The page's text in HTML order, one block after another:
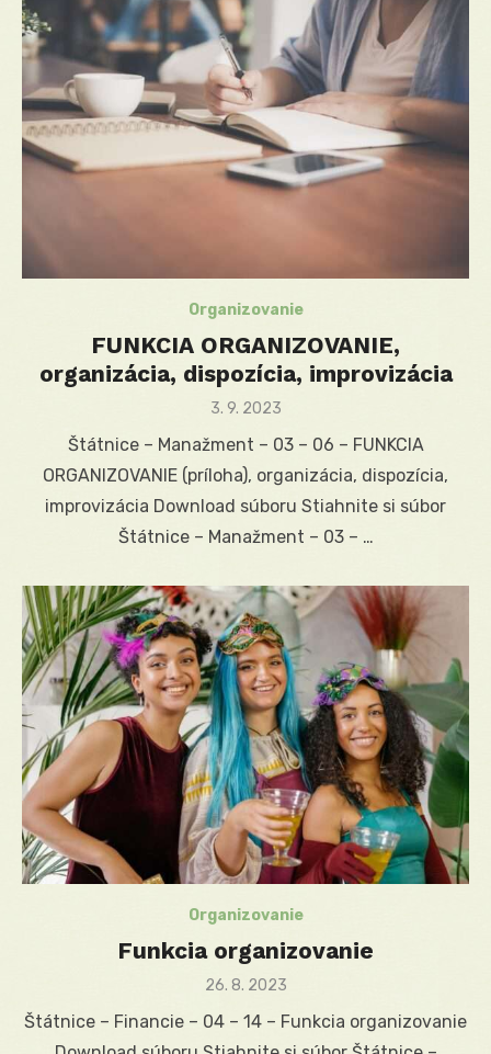
Organizovanie
FUNKCIA ORGANIZOVANIE,
organizácia, dispozícia, improvizácia
Posted
3. 9. 2023
Štátnice – Manažment – 03 – 06 – FUNKCIA
ORGANIZOVANIE (príloha), organizácia, dispozícia,
improvizácia Download súboru Stiahnite si súbor
Štátnice – Manažment – 03 – …
Organizovanie
Funkcia organizovanie
Posted
26. 8. 2023
Štátnice – Financie – 04 – 14 – Funkcia organizovanie